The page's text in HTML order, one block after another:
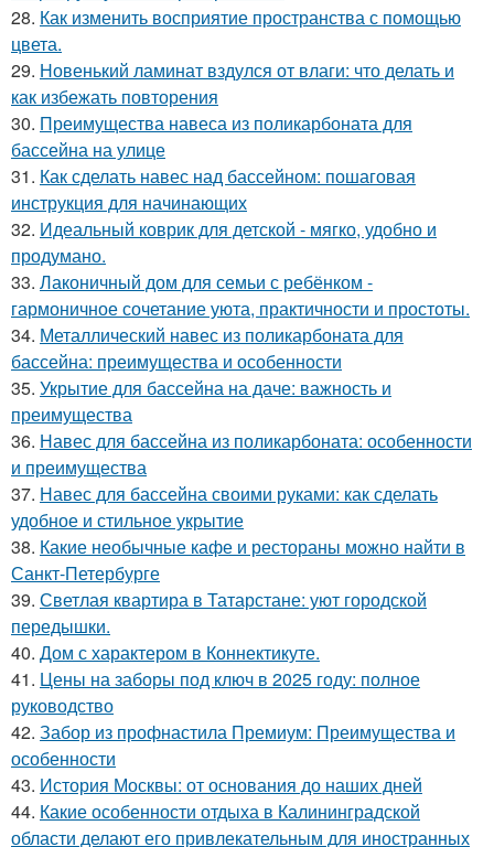
28. Как изменить восприятие пространства с помощью
цвета.
29. Новенький ламинат вздулся от влаги: что делать и
как избежать повторения
30. Преимущества навеса из поликарбоната для
бассейна на улице
31. Как сделать навес над бассейном: пошаговая
инструкция для начинающих
32. Идеальный коврик для детской - мягко, удобно и
продумано.
33. Лаконичный дом для семьи с ребёнком -
гармоничное сочетание уюта, практичности и простоты.
34. Металлический навес из поликарбоната для
бассейна: преимущества и особенности
35. Укрытие для бассейна на даче: важность и
преимущества
36. Навес для бассейна из поликарбоната: особенности
и преимущества
37. Навес для бассейна своими руками: как сделать
удобное и стильное укрытие
38. Какие необычные кафе и рестораны можно найти в
Санкт-Петербурге
39. Светлая квартира в Татарстане: уют городской
передышки.
40. Дом с характером в Коннектикуте.
41. Цены на заборы под ключ в 2025 году: полное
руководство
42. Забор из профнастила Премиум: Преимущества и
особенности
43. История Москвы: от основания до наших дней
44. Какие особенности отдыха в Калининградской
области делают его привлекательным для иностранных